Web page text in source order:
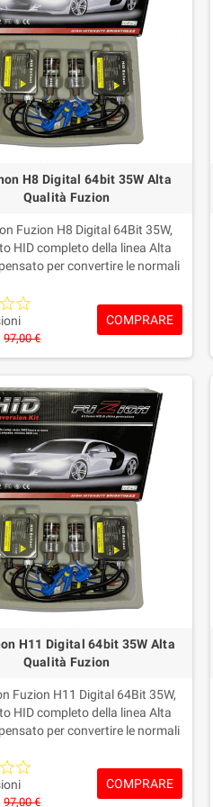
H8 Digital 64bit 35W Alta
Qualità Fuzion
Fuzion H8 Digital 64Bit 35W,
HID completo della linea Alta
per convertire le normali
pulita e moderna.Include
Ballast Digital 35W, lampade
e colorazione a scelta.Garanzia
sulle centraline e 1 anno sulle
dopo l’acquisto.
97,00 €
COMPRARE
H11 Digital 64bit 35W Alta
Qualità Fuzion
Fuzion H11 Digital 64Bit 35W,
HID completo della linea Alta
per convertire le normali
pulita e moderna.Include
Ballast Digital 35W, lampade
e colorazione a scelta.Garanzia
97,00 €
COMPRARE